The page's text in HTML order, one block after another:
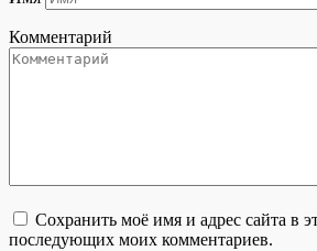
Комментарий
Сохранить моё имя и адрес сайта в
последующих моих комментариев.